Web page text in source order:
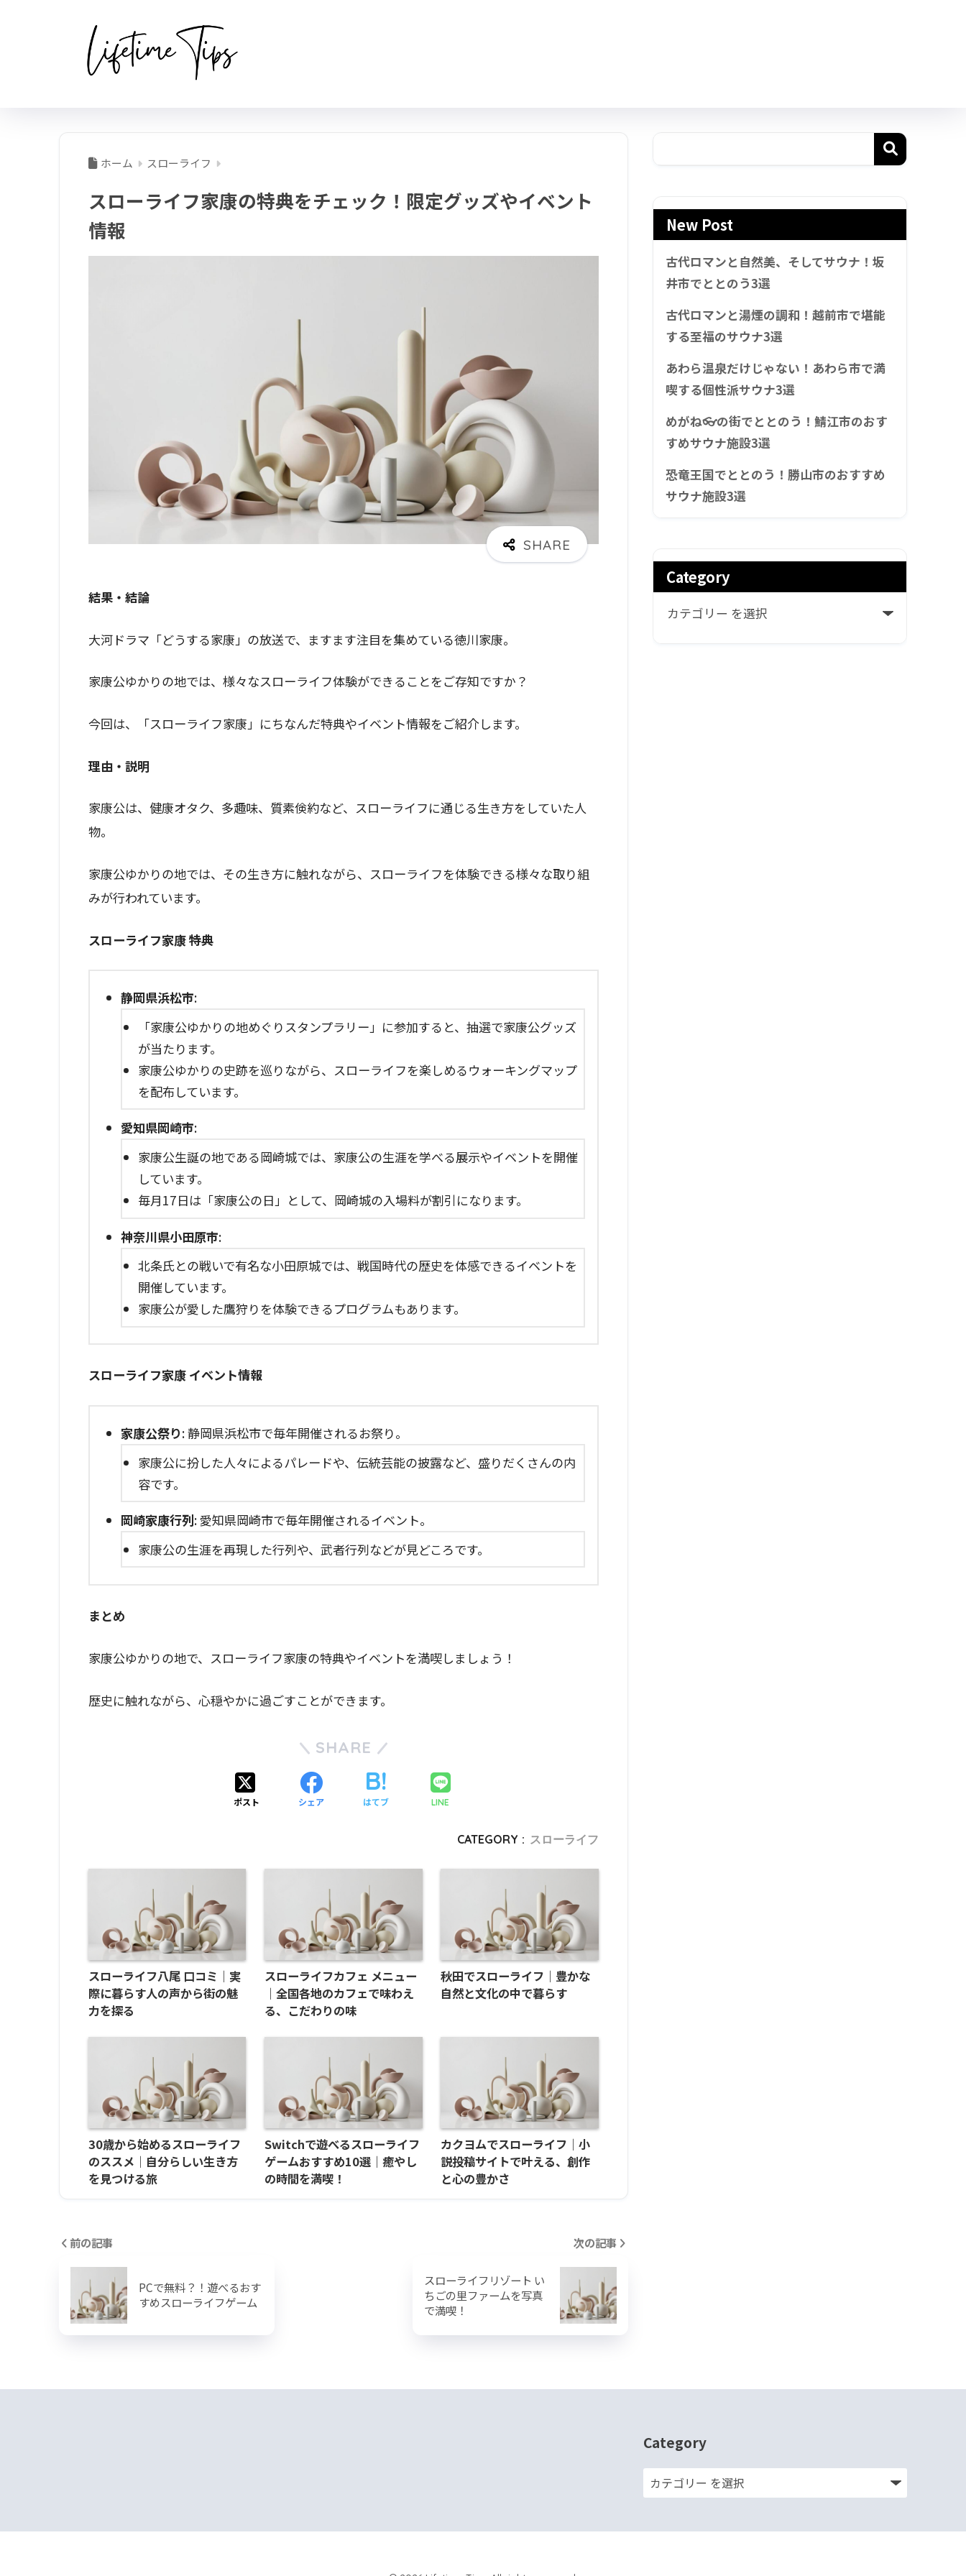
ホーム スローライフ
スローライフ家康の特典をチェック！限定グッズやイベント
情報
結果・結論
大河ドラマ「どうする家康」の放送で、ますます注目を集めている徳川家康。
家康公ゆかりの地では、様々なスローライフ体験ができることをご存知ですか？
今回は、「スローライフ家康」にちなんだ特典やイベント情報をご紹介します。
理由・説明
家康公は、健康オタク、多趣味、質素倹約など、スローライフに通じる生き方をしていた人
物。
家康公ゆかりの地では、その生き方に触れながら、スローライフを体験できる様々な取り組
みが行われています。
スローライフ家康 特典
静岡県浜松市:
「家康公ゆかりの地めぐりスタンプラリー」に参加すると、抽選で家康公グッズ
が当たります。
家康公ゆかりの史跡を巡りながら、スローライフを楽しめるウォーキングマップ
を配布しています。
愛知県岡崎市:
家康公生誕の地である岡崎城では、家康公の生涯を学べる展示やイベントを開催
しています。
毎月17日は「家康公の日」として、岡崎城の入場料が割引になります。
神奈川県小田原市:
北条氏との戦いで有名な小田原城では、戦国時代の歴史を体感できるイベントを
開催しています。
家康公が愛した鷹狩りを体験できるプログラムもあります。
スローライフ家康 イベント情報
家康公祭り: 静岡県浜松市で毎年開催されるお祭り。
家康公に扮した人々によるパレードや、伝統芸能の披露など、盛りだくさんの内
容です。
岡崎家康行列: 愛知県岡崎市で毎年開催されるイベント。
家康公の生涯を再現した行列や、武者行列などが見どころです。
まとめ
家康公ゆかりの地で、スローライフ家康の特典やイベントを満喫しましょう！
歴史に触れながら、心穏やかに過ごすことができます。
SHARE
ポスト シェア はてブ LINE
CATEGORY : スローライフ
スローライフ八尾 口コミ｜実
際に暮らす人の声から街の魅
力を探る
スローライフカフェ メニュー
｜全国各地のカフェで味わえ
る、こだわりの味
秋田でスローライフ｜豊かな
自然と文化の中で暮らす
30歳から始めるスローライフ
のススメ｜自分らしい生き方
を見つける旅
Switchで遊べるスローライフ
ゲームおすすめ10選｜癒やし
の時間を満喫！
カクヨムでスローライフ｜小
説投稿サイトで叶える、創作
と心の豊かさ
前の記事
PCで無料？！遊べるおす
すめスローライフゲーム
次の記事
スローライフリゾート い
ちごの里ファームを写真
で満喫！
New Post
古代ロマンと自然美、そしてサウナ！坂
井市でととのう3選
古代ロマンと湯煙の調和！越前市で堪能
する至福のサウナ3選
あわら温泉だけじゃない！あわら市で満
喫する個性派サウナ3選
めがね👓の街でととのう！鯖江市のおす
すめサウナ施設3選
恐竜王国でととのう！勝山市のおすすめ
サウナ施設3選
Category
Category